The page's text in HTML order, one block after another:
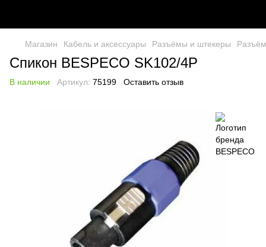
Магазин Кабель и аксессуары Разъёмы и штекеры
Спикон BESPECO SK102/4P
В наличии Артикул: 75199 Оставить отзыв